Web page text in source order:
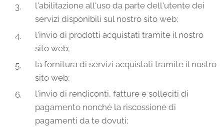
l'abilitazione all'uso da parte dell'utente dei
servizi disponibili sul nostro sito web;
l'invio di prodotti acquistati tramite il nostro
sito web;
la fornitura di servizi acquistati tramite il nostro
sito web;
l'invio di rendiconti, fatture e solleciti di
pagamento nonché la riscossione di
pagamenti da te dovuti;